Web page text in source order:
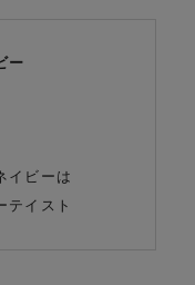
ー
イビーは
テイスト